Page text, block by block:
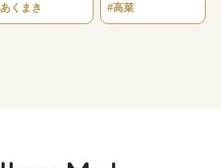
くまき #高菜